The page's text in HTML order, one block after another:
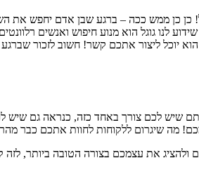
כן כן ממש ככה – ברגע שבן אדם יחפש
לנו גוגל הוא מנוע חיפוש ואנשים
יוכל ליצור אתכם קשר! חשוב לזכור
שיש לכם צורך באחד כזה, כנראה גם שיש
מה שיגרום ללקוחות לחוות אתכם כבר
את עצמכם בצורה הטובה ביותר, לזה